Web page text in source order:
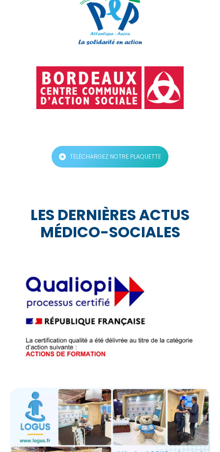
TÉLÉCHARGEZ NOTRE PLAQUETTE
LES DERNIÈRES ACTUS
MÉDICO-SOCIALES